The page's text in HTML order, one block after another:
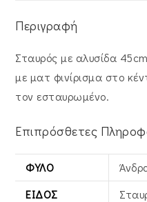
Περιγραφή
Σταυρός με αλυσίδα
με ματ φινίρισμα στο
τον εσταυρωμένο.
Επιπρόσθετες
ΦΎΛΟ
ΕΊΔΟΣ